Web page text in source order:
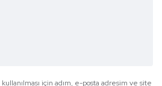
için adım, e-posta adresim ve site